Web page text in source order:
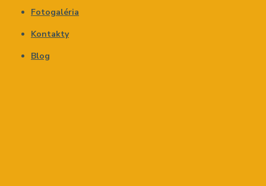
Fotogaléria
Kontakty
Blog